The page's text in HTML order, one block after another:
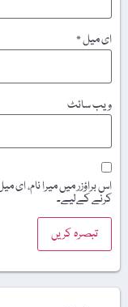
ای میل*
ویب‌ سائٹ
اس براؤزر میں میرا نام،
کرنے کےلیے۔